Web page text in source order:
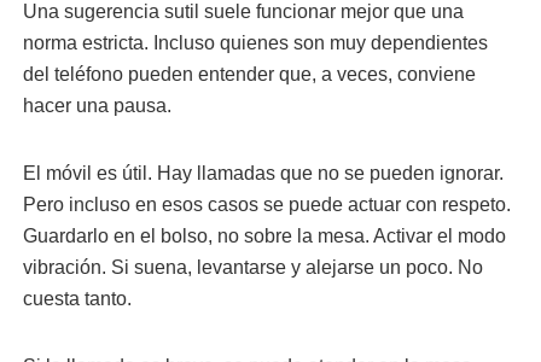
Una sugerencia sutil suele funcionar mejor que una
norma estricta. Incluso quienes son muy dependientes
del teléfono pueden entender que, a veces, conviene
hacer una pausa.
El móvil es útil. Hay llamadas que no se pueden ignorar.
Pero incluso en esos casos se puede actuar con respeto.
Guardarlo en el bolso, no sobre la mesa. Activar el modo
vibración. Si suena, levantarse y alejarse un poco. No
cuesta tanto.